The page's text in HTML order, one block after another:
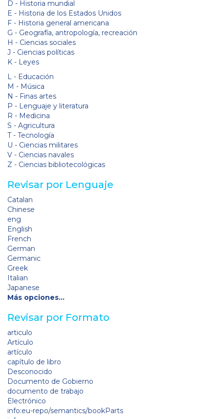
D - Historia mundial
E - Historia de los Estados Unidos
F - Historia general americana
G - Geografía, antropología, recreación
H - Ciencias sociales
J - Ciencias políticas
K - Leyes
L - Educación
M - Música
N - Finas artes
P - Lenguaje y literatura
R - Medicina
S - Agricultura
T - Tecnología
U - Ciencias militares
V - Ciencias navales
Z - Ciencias bibliotecológicas
Revisar por Lenguaje
Catalan
Chinese
eng
English
French
German
Germanic
Greek
Italian
Japanese
Más opciones…
Revisar por Formato
articulo
Artículo
artículo
capítulo de libro
Desconocido
Documento de Gobierno
documento de trabajo
Electrónico
info:eu-repo/semantics/bookParts